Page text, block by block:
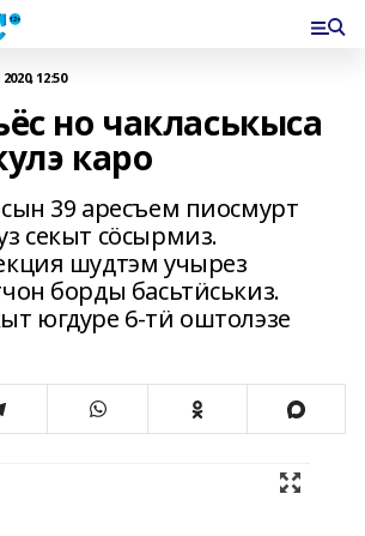
12:50
но чакласькыса
каро
39 аресъем пиосмурт
секыт сӧсырмиз.
шудтэм учырез
борды басьтӥськиз.
югдуре 6-тӥ оштолэзе